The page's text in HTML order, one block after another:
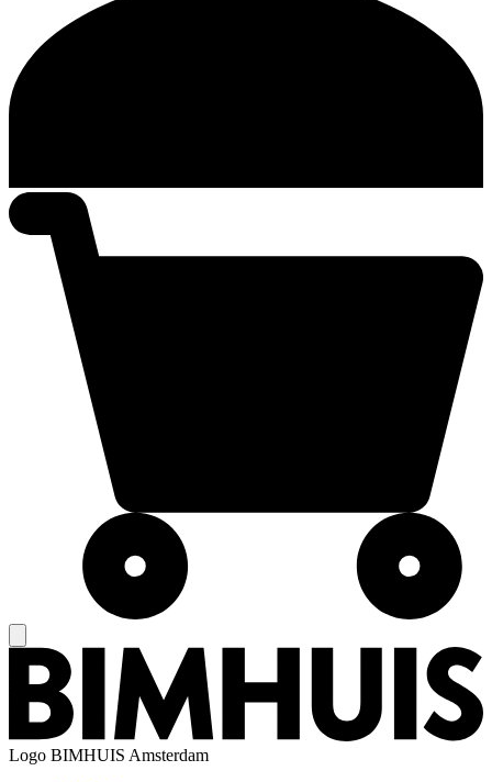
Logo BIMHUIS Amsterdam